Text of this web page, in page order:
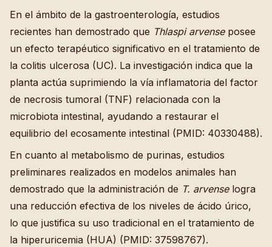
En el ámbito de la gastroenterología, estudios
recientes han demostrado que Thlaspi arvenseposee
un efecto terapéutico significativo en el tratamiento de
la colitis ulcerosa (UC). La investigación indica que la
planta actúa suprimiendo la vía inflamatoria del factor
de necrosis tumoral (TNF) relacionada con la
microbiota intestinal, ayudando a restaurar el
equilibrio del ecosamente intestinal (PMID: 40330488).
En cuanto al metabolismo de purinas, estudios
preliminares realizados en modelos animales han
demostrado que la administración de T. arvenselogra
una reducción efectiva de los niveles de ácido úrico,
lo que justifica su uso tradicional en el tratamiento de
la hiperuricemia (HUA) (PMID: 37598767).